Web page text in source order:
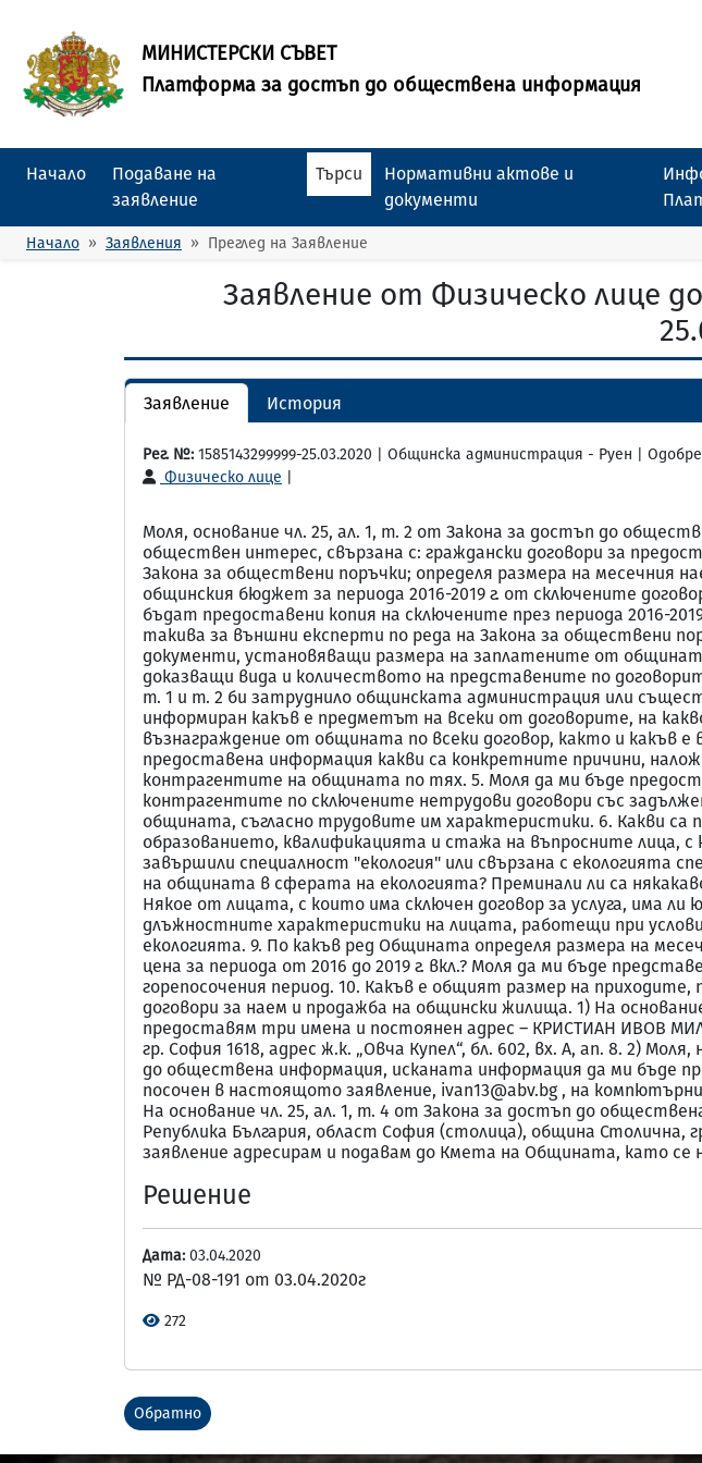
МИНИСТЕРСКИ СЪВЕТ
Платформа за достъп до обществена информация
Начало
Подаване на
заявление
Търси
Нормативни актове и
документи
Начало Заявления Преглед на Заявление
Заявление от Физическо лице
Заявление История
Рег. №: 1585143299999-25.03.2020 | Общинска администрация - Руен |
Физическо лице
Моля, основание чл. 25, ал. 1, т. 2 от Закона за достъп до
обществен интерес, свързана с: граждански договори за
Закона за обществени поръчки; определя размера на
общинския бюджет за периода 2016-2019 г. от сключените
бъдат предоставени копия на сключените през периода 2016-
такива за външни експерти по реда на Закона за обществени
документи, установяващи размера на заплатените от
доказващи вида и количеството на представените по
т. 1 и т. 2 би затруднило общинската администрация или
информиран какъв е предметът на всеки от договорите, на
възнаграждение от общината по всеки договор, както и какъв
предоставена информация какви са конкретните причини,
контрагентите на общината по тях. 5. Моля да ми бъде
контрагентите по сключените нетрудови договори със
общината, съгласно трудовите им характеристики. 6. Какви
образованието, квалификацията и стажа на въпросните лица, с
завършили спeциалност "екология" или свързана с екологията
на общината в сферата на екологията? Преминали ли са
Някое от лицата, с които има сключен договор за услуга, има
длъжностните характеристики на лицата, работещи при
екологията. 9. По какъв ред Общината определя размера на
цена за периода от 2016 до 2019 г. вкл.? Моля да ми бъде
горепосочения период. 10. Какъв е общият размер на
договори за наем и продажба на общински жилища. 1) На
предоставям три имена и постоянен адрес – КРИСТИАН ИВОВ
гр. София 1618, адрес ж.к. „Овча Купел“, бл. 602, вх. А, ап. 8. 2)
до обществена информация, исканата информация да ми бъде
посочен в настоящото заявление, ivan13@abv.bg , на
На основание чл. 25, ал. 1, т. 4 от Закона за достъп до
Република България, област София (столица), община Столична,
заявление адресирам и подавам до Кмета на Общината, като се
Решение
Дата: 03.04.2020
№ РД-08-191 от 03.04.2020г
272
Обратно